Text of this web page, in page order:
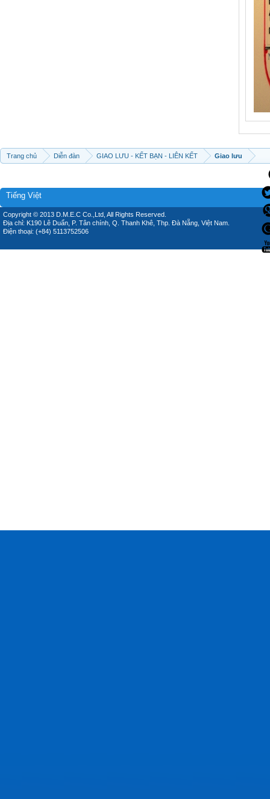
Trang chủ Diễn đàn GIAO LƯU - KẾT BẠN - LIÊN KẾT Giao lưu
Tiếng Việt
Copyright © 2013 D.M.E.C Co.,Ltd, All Rights Reserved.
Địa chỉ: K190 Lê Duẩn, P. Tân chính, Q. Thanh Khê, Thp. Đà Nẵng, Việt Nam.
Điện thoại: (+84) 5113752506